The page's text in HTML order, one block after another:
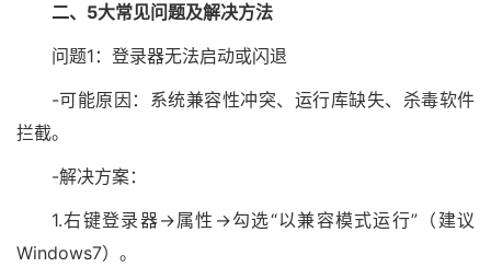
二、5大常见问题及解决方法
问题1：登录器无法启动或闪退
-可能原因：系统兼容性冲突、运行库缺失、杀毒软件
拦截。
-解决方案：
1.右键登录器→属性→勾选“以兼容模式运行”（建议
Windows7）。